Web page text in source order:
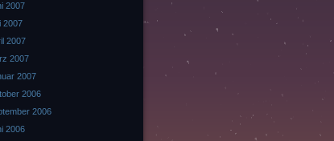
2007
2007
2007
2007
2007
2006
2006
2006